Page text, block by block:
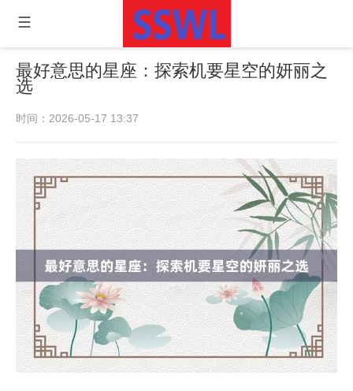
最好意思的星座：探索机要星空的妍丽之
选
时间：2026-05-17 13:37